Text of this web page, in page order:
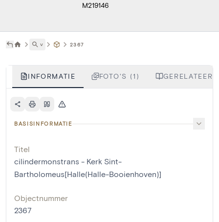
M219146
˅ 2367
INFORMATIE FOTO'S (1)
BASISINFORMATIE
Titel
cilindermonstrans - Kerk Sint-
Bartholomeus[Halle(Halle-Booienhoven)]
Objectnummer
2367